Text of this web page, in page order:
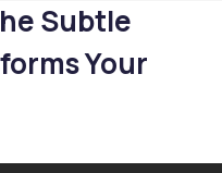
Subtle
Your